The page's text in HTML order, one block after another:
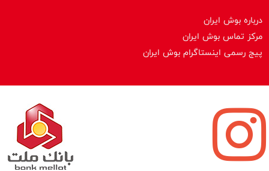
درباره بوش ایران
مرکز تماس بوش ایران
پیج رسمی اینستاگرام بوش ایران